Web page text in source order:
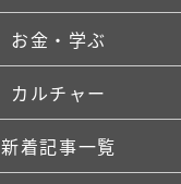
お金・学ぶ
カルチャー
新着記事一覧